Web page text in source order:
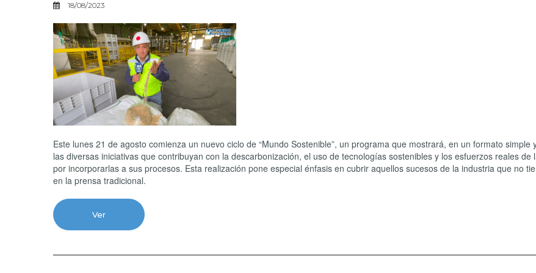
18/08/2023
Este lunes 21 de agosto comienza un nuevo ciclo de “Mundo Sostenible”, un programa que mostrará, en un formato simple
las diversas iniciativas que contribuyan con la descarbonización, el uso de tecnologías sostenibles y los esfuerzos reales de
por incorporarlas a sus procesos. Esta realización pone especial énfasis en cubrir aquellos sucesos de la industria que no
en la prensa tradicional.
Ver